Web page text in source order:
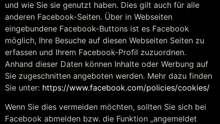
und wie Sie sie genutzt haben. Dies gilt auch für alle
anderen Facebook-Seiten. Über in Webseiten
eingebundene Facebook-Buttons ist es Facebook
möglich, Ihre Besuche auf diesen Webseiten Seiten zu
erfassen und Ihrem Facebook-Profil zuzuordnen.
Anhand dieser Daten können Inhalte oder Werbung auf
Sie zugeschnitten angeboten werden. Mehr dazu finden
Sie unter: https://www.facebook.com/policies/cookies/
Wenn Sie dies vermeiden möchten, sollten Sie sich bei
Facebook abmelden bzw. die Funktion „angemeldet